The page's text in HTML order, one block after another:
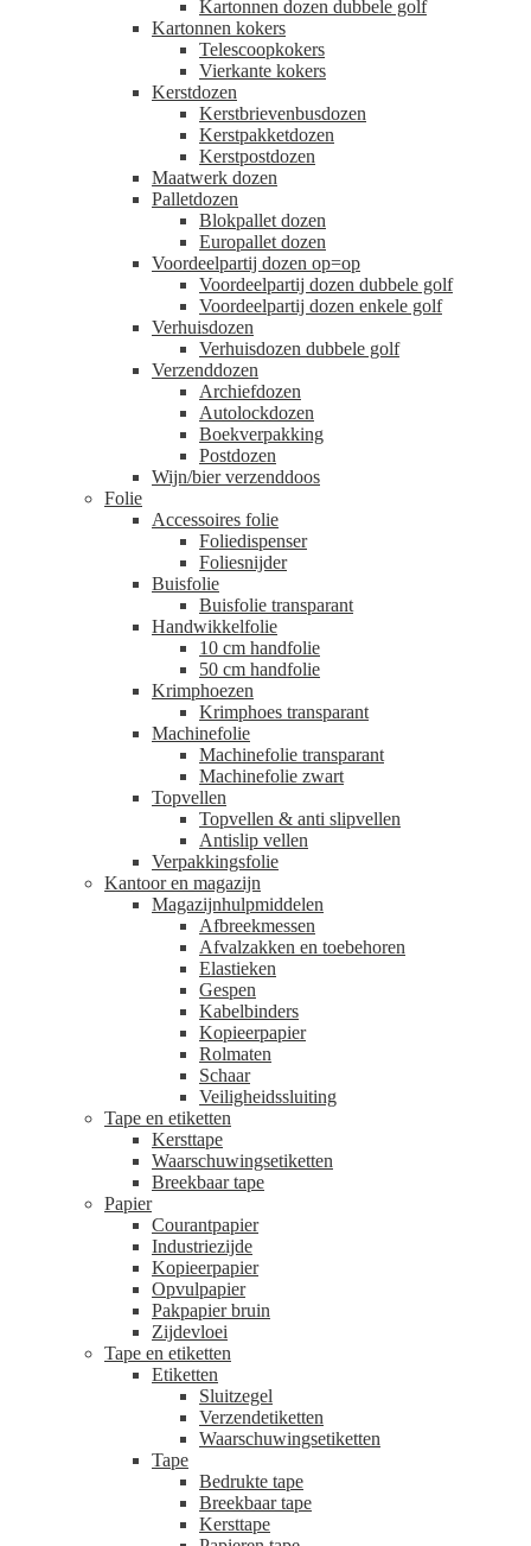
Kartonnen dozen dubbele golf
Kartonnen kokers
Telescoopkokers
Vierkante kokers
Kerstdozen
Kerstbrievenbusdozen
Kerstpakketdozen
Kerstpostdozen
Maatwerk dozen
Palletdozen
Blokpallet dozen
Europallet dozen
Voordeelpartij dozen op=op
Voordeelpartij dozen dubbele golf
Voordeelpartij dozen enkele golf
Verhuisdozen
Verhuisdozen dubbele golf
Verzenddozen
Archiefdozen
Autolockdozen
Boekverpakking
Postdozen
Wijn/bier verzenddoos
Folie
Accessoires folie
Foliedispenser
Foliesnijder
Buisfolie
Buisfolie transparant
Handwikkelfolie
10 cm handfolie
50 cm handfolie
Krimphoezen
Krimphoes transparant
Machinefolie
Machinefolie transparant
Machinefolie zwart
Topvellen
Topvellen & anti slipvellen
Antislip vellen
Verpakkingsfolie
Kantoor en magazijn
Magazijnhulpmiddelen
Afbreekmessen
Afvalzakken en toebehoren
Elastieken
Gespen
Kabelbinders
Kopieerpapier
Rolmaten
Schaar
Veiligheidssluiting
Tape en etiketten
Kersttape
Waarschuwingsetiketten
Breekbaar tape
Papier
Courantpapier
Industriezijde
Kopieerpapier
Opvulpapier
Pakpapier bruin
Zijdevloei
Tape en etiketten
Etiketten
Sluitzegel
Verzendetiketten
Waarschuwingsetiketten
Tape
Bedrukte tape
Breekbaar tape
Kersttape